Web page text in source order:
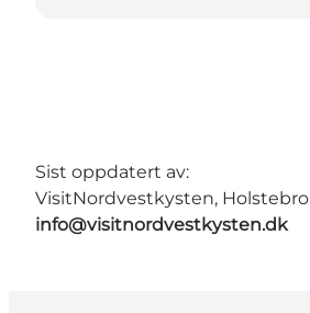
Sist oppdatert av:
VisitNordvestkysten, Holstebro
info@visitnordvestkysten.dk